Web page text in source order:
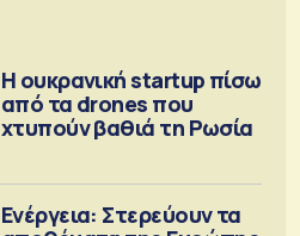
Η ουκρανική startup πίσω
από τα drones που
χτυπούν βαθιά τη Ρωσία
Ενέργεια: Στερεύουν τα